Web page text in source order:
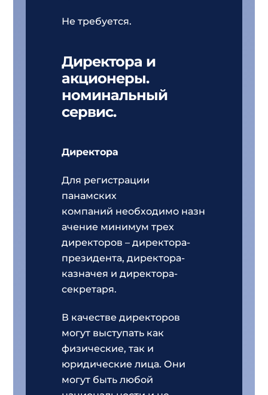
Не требуется.
Директора и
акционеры.
номинальный
сервис.
Директора
Для регистрации
панамских
компаний необходимо назн
ачение минимум трех
директоров – директора-
президента, директора-
казначея и директора-
секретаря.
В качестве директоров
могут выступать как
физические, так и
юридические лица. Они
могут быть любой